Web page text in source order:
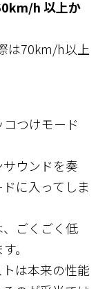
h 以上か
は70km/h以上
つけモード
ウンドを奏
に入ってしま
ごくごく低
。
は本来の性能